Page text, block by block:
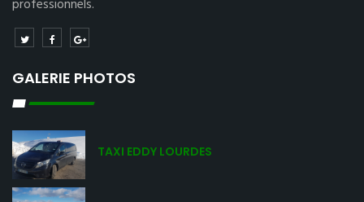
professionnels.
GALERIE PHOTOS
TAXI EDDY LOURDES